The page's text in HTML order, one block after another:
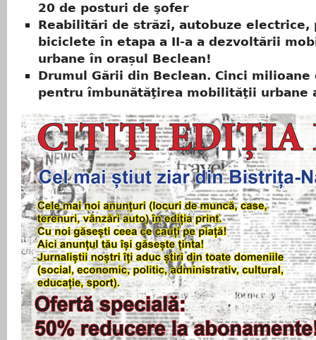
20 de posturi de şofer
Reabilitări de străzi, autobuze electrice,
biciclete în etapa a II-a a dezvoltării
urbane în orașul Beclean!
Drumul Gării din Beclean. Cinci milioane
pentru îmbunătăţirea mobilităţii urbane